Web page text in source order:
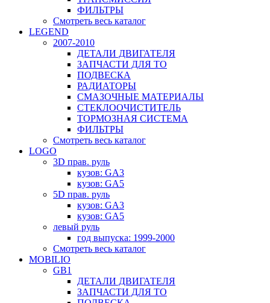
ФИЛЬТРЫ
Смотреть весь каталог
LEGEND
2007-2010
ДЕТАЛИ ДВИГАТЕЛЯ
ЗАПЧАСТИ ДЛЯ ТО
ПОДВЕСКА
РАДИАТОРЫ
СМАЗОЧНЫЕ МАТЕРИАЛЫ
СТЕКЛООЧИСТИТЕЛЬ
ТОРМОЗНАЯ СИСТЕМА
ФИЛЬТРЫ
Смотреть весь каталог
LOGO
3D прав. руль
кузов: GA3
кузов: GA5
5D прав. руль
кузов: GA3
кузов: GA5
левый руль
год выпуска: 1999-2000
Смотреть весь каталог
MOBILIO
GB1
ДЕТАЛИ ДВИГАТЕЛЯ
ЗАПЧАСТИ ДЛЯ ТО